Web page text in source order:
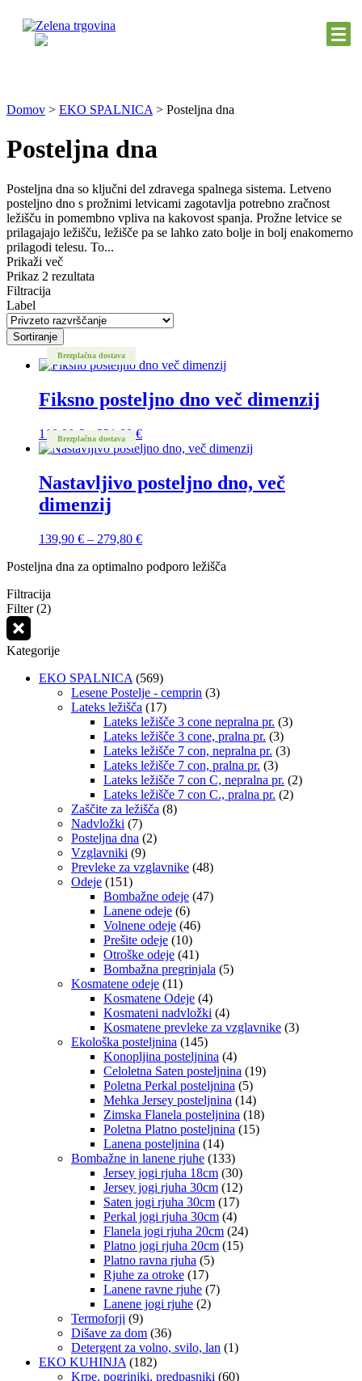
Domov > EKO SPALNICA > Posteljna dna
Posteljna dna
Posteljna dna so ključni del zdravega spalnega sistema. Letveno
posteljno dno s prožnimi letvicami zagotavlja potrebno zračnost
ležišču in pomembno vpliva na kakovost spanja. Prožne letvice se
prilagajajo ležišču, ležišče pa se lahko zato bolje in bolj enakomerno
prilagodi telesu. To...
Prikaži več
Prikaz 2 rezultata
Filtracija
Label
Sortiranje
Brezplačna dostava
Fiksno posteljno dno več dimenzij
110,90€ – 221,80€Cenovni
razpon:
110,90 €
do
Brezplačna dostava
Nastavljivo posteljno dno, več
dimenzij
139,90 € – 279,80 €Cenovni
od
Posteljna dna za optimalno podporo ležišča
Filtracija
Filter (2)
Kategorije
EKO SPALNICA (569)
Lesene Postelje - cemprin (3)
Lateks ležišča (17)
Lateks ležišče 3 cone nepralna pr. (3)
Lateks ležišče 3 cone, pralna pr. (3)
Lateks ležišče 7 con, nepralna pr. (3)
Lateks ležišče 7 con, pralna pr. (3)
Lateks ležišče 7 con C, nepralna pr. (2)
Lateks ležišče 7 con C., pralna pr. (2)
Zaščite za ležišča (8)
Nadvložki (7)
Posteljna dna (2)
Vzglavniki (9)
Prevleke za vzglavnike (48)
Odeje (151)
Bombažne odeje (47)
Lanene odeje (6)
Volnene odeje (46)
Prešite odeje (10)
Otroške odeje (41)
Bombažna pregrinjala (5)
Kosmatene odeje (11)
Kosmatene Odeje (4)
Kosmateni nadvložki (4)
Kosmatene prevleke za vzglavnike (3)
Ekološka posteljnina (145)
Konopljina posteljnina (4)
Celoletna Saten posteljnina (19)
Poletna Perkal posteljnina (5)
Mehka Jersey posteljnina (14)
Zimska Flanela posteljnina (18)
Poletna Platno posteljnina (15)
Lanena posteljnina (14)
Bombažne in lanene rjuhe (133)
Jersey jogi rjuha 18cm (30)
Jersey jogi rjuha 30cm (12)
Saten jogi rjuha 30cm (17)
Perkal jogi rjuha 30cm (4)
Flanela jogi rjuha 20cm (24)
Platno jogi rjuha 20cm (15)
Platno ravna rjuha (5)
Rjuhe za otroke (17)
Lanene ravne rjuhe (7)
Lanene jogi rjuhe (2)
Termoforji (9)
Dišave za dom (36)
Detergent za volno, svilo, lan (1)
EKO KUHINJA (182)
Krpe, pogrinjki, predpasniki (60)